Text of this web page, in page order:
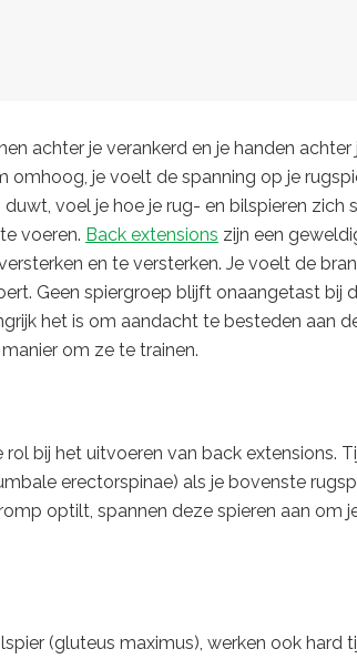
achter je verankerd en je handen
omhoog, je voelt de spanning op je
voel je hoe je rug- en bilspieren zich
voeren. Back extensions zijn een
en te versterken. Je voelt de
Geen spiergroep blijft onaangetast bij
het is om aandacht te besteden aan
om ze te trainen.
rol bij het uitvoeren van back extensions.
erectorspinae) als je bovenste
optilt, spannen deze spieren aan om
(gluteus maximus), werken ook hard